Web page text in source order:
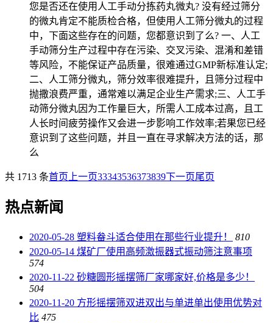
您是否还在使用人工手动分拣药丸微丸? 没有经过筛分
的微丸肯定不能质检合格，但使用人工筛分微丸的过程
中，下面这些存在的问题，您都意识到了么? 一、人工
手动筛分生产过程中存在污染、交叉污染、混淆和差错
等风险，不能保证产品质量，很难通过GMP新标准认定;
二、人工筛分微丸，筛分效率很难提升，且筛分过程中
抛撒浪费严重，通常难以满足企业生产需求;三、人工手
动筛分微丸因为工作量巨大，所需人工成本过高，且工
人长时间疲劳操作又会进一步影响工作效率;若果您已经
意识到了这些问题，并且一直在寻求解决方法的话，那
么
共 1713 条首页 上一页33343536373839下一页尾页
热点新闻
2020-05-28 塑料畚斗适合使用在那些行业提升！
810
2020-05-14 煤矿厂使用高频激振器式振动筛注意事项
574
2020-11-22 砂糖圆形摇摆筛厂家哪家好,价格是多少！
504
2020-11-20 方形摇摆筛双进双出与单进单出使用优势对
比 475